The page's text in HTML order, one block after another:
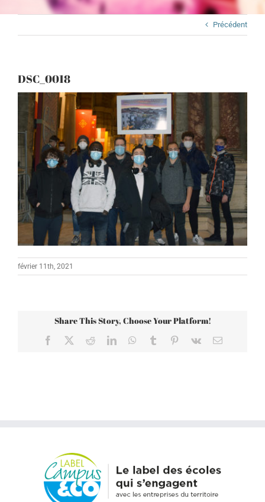
Précédent
DSC_0018
février 11th, 2021
Share This Story, Choose Your Platform!
Facebook RedditLinkedInWhatsApp
Tumblr Pinterest
Vk Email